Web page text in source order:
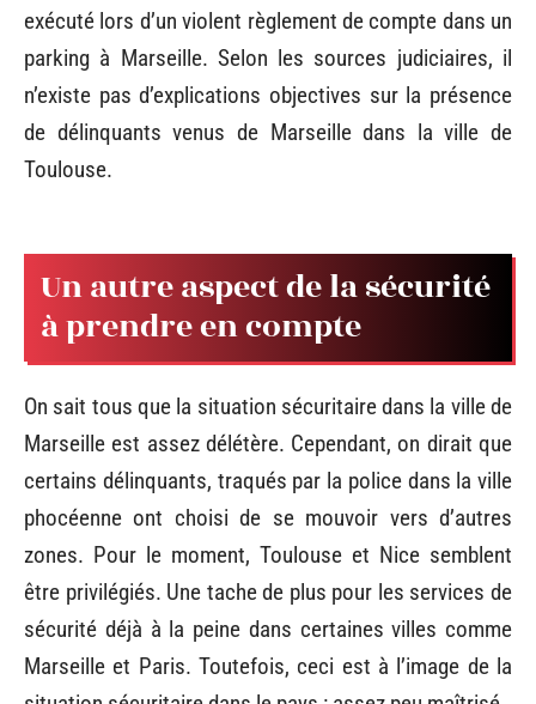
exécuté lors d’un violent règlement de compte dans un
parking à Marseille. Selon les sources judiciaires, il
n’existe pas d’explications objectives sur la présence
de délinquants venus de Marseille dans la ville de
Toulouse.
Un autre aspect de la sécurité
à prendre en compte
On sait tous que la situation sécuritaire dans la ville de
Marseille est assez délétère. Cependant, on dirait que
certains délinquants, traqués par la police dans la ville
phocéenne ont choisi de se mouvoir vers d’autres
zones. Pour le moment, Toulouse et Nice semblent
être privilégiés. Une tache de plus pour les services de
sécurité déjà à la peine dans certaines villes comme
Marseille et Paris. Toutefois, ceci est à l’image de la